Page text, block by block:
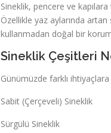
Sineklik, pencere ve
Özellikle yaz aylarında
kullanmadan doğal bir
Sineklik Çeşitleri
Günümüzde farklı
Sabit (Çerçeveli) Sineklik
Sürgülü Sineklik